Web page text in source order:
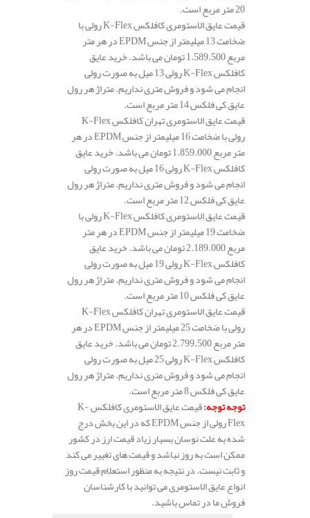
20 متر مربع است.
قیمت عایق الاستومری کافلکس K-Flex رولی با
ضخامت 13 میلیمتر از جنس EPDM در هر متر
مربع 1.589.500 تومان می باشد. خرید عایق
کافلکس K-Flex رولی 13 میل به صورت رولی
انجام می شود و فروش متری نداریم. متراژ هر رول
عایق کی فلکس 14 متر مربع است.
قیمت عایق الاستومری تهران کافلکس K-Flex
رولی با ضخامت 16 میلیمتر از جنس EPDM در هر
متر مربع 1.859.000 تومان می باشد. خرید عایق
کافلکس K-Flex رولی 16 میل به صورت رولی
انجام می شود و فروش متری نداریم. متراژ هر رول
عایق کی فلکس 12 متر مربع است.
قیمت عایق الاستومری کافلکس K-Flex رولی با
ضخامت 19 میلیمتر از جنس EPDM در هر متر
مربع 2.189.000 تومان می باشد. خرید عایق
کافلکس K-Flex رولی 19 میل به صورت رولی
انجام می شود و فروش متری نداریم. متراژ هر رول
عایق کی فلکس 10 متر مربع است.
قیمت عایق الاستومری تهران کافلکس K-Flex
رولی با ضخامت 25 میلیمتر از جنس EPDM در هر
متر مربع 2.799.500 تومان می باشد. خرید عایق
کافلکس K-Flex رولی 25 میل به صورت رولی
انجام می شود و فروش متری نداریم. متراژ هر رول
عایق کی فلکس 8 متر مربع است.
توجه توجه:
قیمت عایق الاستومری کافلکس K-
Flex رولی از جنس EPDM که در این بخش درج
شده به علت نوسان بسیار زیاد قیمت ارز در کشور
ممکن است به روز نباشد و قیمت های تغییر می کند
و ثابت نیست. در نتیجه به منظور استعلام قیمت روز
انواع عایق الاستومری می توانید با کارشناسان
فروش ما در تماس باشید.